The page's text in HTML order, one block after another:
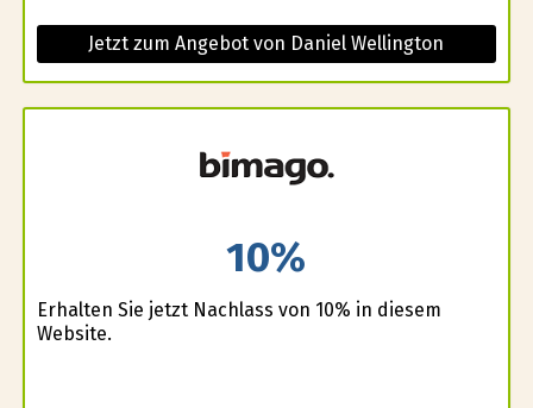
Jetzt zum Angebot von Daniel Wellington
10%
Erhalten Sie jetzt Nachlass von 10% in diesem
Website.